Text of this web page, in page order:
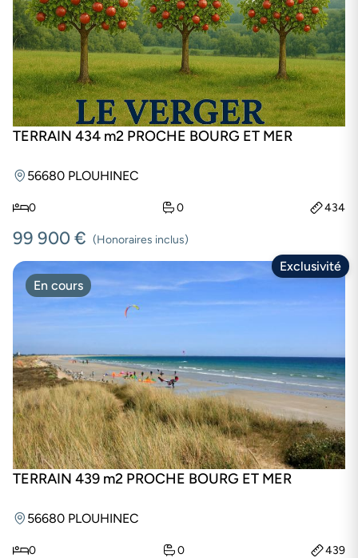
TERRAIN 434 m2 PROCHE BOURG ET MER
56680 PLOUHINEC
0 0 434
99 900 € (Honoraires inclus)
Exclusivité
En cours
TERRAIN 439 m2 PROCHE BOURG ET MER
56680 PLOUHINEC
0 0 439